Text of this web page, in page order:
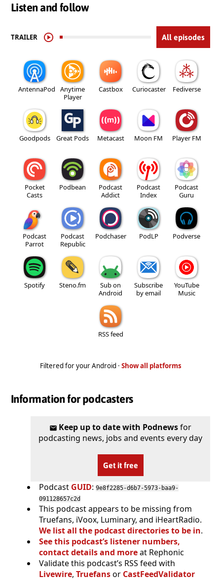
Listen and follow
TRAILER All episodes
AntennaPod
Anytime
Player
Castbox Curiocaster Fediverse
Goodpods Great Pods Metacast Moon FM Player FM
Pocket
Casts
Podbean
Podcast
Addict
Podcast
Index
Podcast
Guru
Podcast
Parrot
Podcast
Republic
Podchaser PodLP Podverse
Spotify Steno.fm
Sub on
Android
Subscribe
by email
YouTube
Music
RSS feed
Filtered for your Android · Show all platforms
Information for podcasters
Keep up to date with Podnewsfor
podcasting news, jobs and events every day
Get it free
Podcast GUID: 9e8f2285-d6b7-5973-baa9-
091128657c2d
This podcast appears to be missing from
Truefans, iVoox, Luminary, and iHeartRadio.
We list all the podcast directories to be in.
See this podcast’s listener numbers,
contact details and moreat Rephonic
Validate this podcast’s RSS feed with
Livewire, Truefansor CastFeedValidator